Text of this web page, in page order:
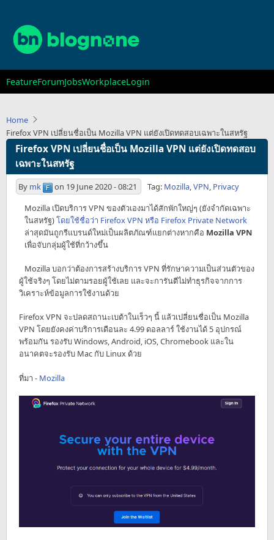
main
content
Main
navigation
FeatureForumJobsWorkplaceLogin
Home
Firefox VPN เปลี่ยนชื่อเป็น Mozilla VPN แต่ยังเปิดทดสอบเฉพาะในสหรัฐ
Firefox VPN เปลี่ยนชื่อเป็น Mozilla VPN แต่ยังเปิดทดสอบ
เฉพาะในสหรัฐ
By mk on 19 June 2020 - 08:21 Tag: Mozilla,VPN, Privacy
Mozilla เปิดบริการ VPN ของตัวเองมาได้สักพักใหญ่ๆ (ยังจำกัดเฉพาะ
ในสหรัฐ)โดยใช้ชื่อว่า Firefox VPN หรือ Firefox Private Network
ล่าสุดมันถูกรีแบรนด์ใหม่เป็นผลิตภัณฑ์แยกต่างหากคือ Mozilla VPN
เพื่อจับกลุ่มผู้ใช้ที่กว้างขึ้น
Mozilla บอกว่าต้องการสร้างบริการ VPN ที่รักษาความเป็นส่วนตัวของ
ผู้ใช้จริงๆ โดยไม่ตามรอยผู้ใช้เลย และจะการันตีไม่ทำธุรกิจจากการ
วิเคราะห์ข้อมูลการใช้งานด้วย
Firefox VPN จะปลดสถานะเบต้าในเร็วๆ นี้ แล้วเปลี่ยนชื่อเป็น Mozilla
VPN โดยยังคงค่าบริการเดือนละ 4.99 ดอลลาร์ ใช้งานได้ 5 อุปกรณ์
พร้อมกัน รองรับ Windows, Android, iOS, Chromebook และใน
อนาคตจะรองรับ Mac กับ Linux ด้วย
ที่มา - Mozilla